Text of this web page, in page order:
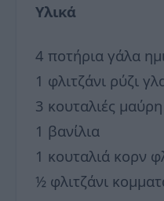
Υλικά
4 ποτήρια γάλα
1 φλιτζάνι ρύζι
3 κουταλιές
1 βανίλια
1 κουταλιά κορν
½ φλιτζάνι